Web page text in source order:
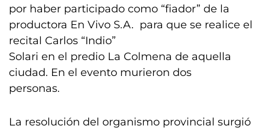
por haber participado como “fiador” de la
productora En Vivo S.A. para que se realice el
recital Carlos “Indio”
Solari en el predio La Colmena de aquella
ciudad. En el evento murieron dos
personas.
La resolución del organismo provincial surgió